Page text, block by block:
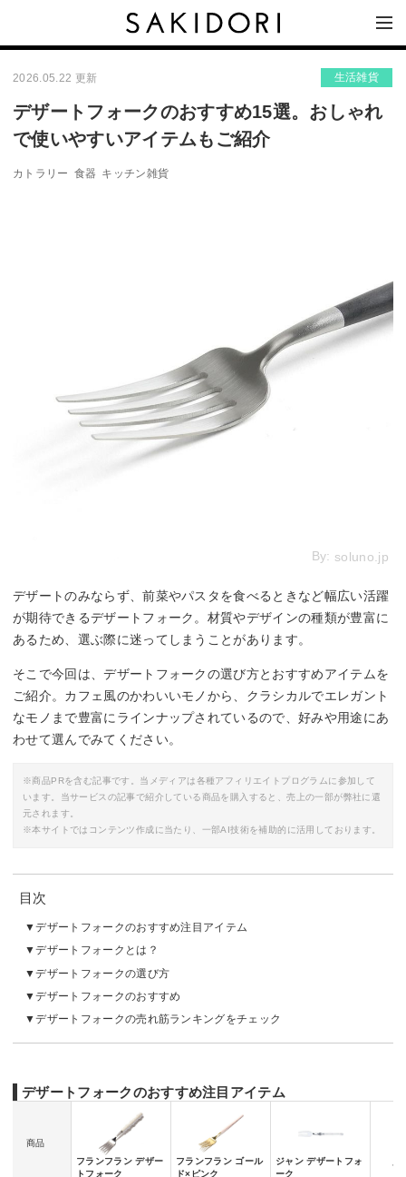
2026.05.22 更新 生活雑貨
デザートフォークのおすすめ15選。おしゃれ
で使いやすいアイテムもご紹介
カトラリー 食器 キッチン雑貨
By: soluno.jp
デザートのみならず、前菜やパスタを食べるときなど幅広い活躍
が期待できるデザートフォーク。材質やデザインの種類が豊富に
あるため、選ぶ際に迷ってしまうことがあります。
そこで今回は、デザートフォークの選び方とおすすめアイテムを
ご紹介。カフェ風のかわいいモノから、クラシカルでエレガント
なモノまで豊富にラインナップされているので、好みや用途にあ
わせて選んでみてください。
※商品PRを含む記事です。当メディアは各種アフィリエイトプログラムに参加して
います。当サービスの記事で紹介している商品を購入すると、売上の一部が弊社に還
元されます。
※本サイトではコンテンツ作成に当たり、一部AI技術を補助的に活用しております。
目次
デザートフォークのおすすめ注目アイテム
デザートフォークとは？
デザートフォークの選び方
デザートフォークのおすすめ
デザートフォークの売れ筋ランキングをチェック
デザートフォークのおすすめ注目アイテム
商品
フランフラン デザー
トフォーク
フランフラン ゴール
ド×ピンク
ジャン デザートフォ
ーク